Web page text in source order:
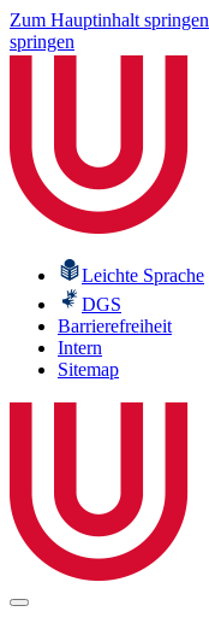
Zum Hauptinhalt springen
springen
Leichte Sprache
DGS
Barrierefreiheit
Intern
Sitemap